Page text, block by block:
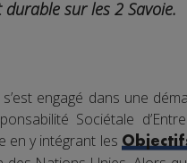
sur les 2 Savoie.
engagé dans une
Sociétale
en y intégrant les